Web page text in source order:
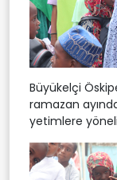
Büyükelçi
ramazan
yetimlere